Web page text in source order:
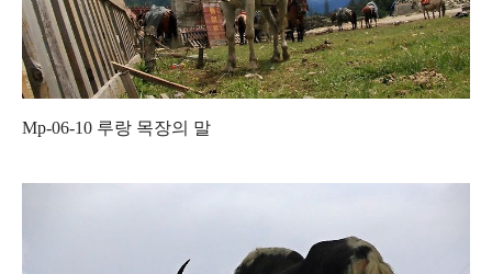
Mp-06-10 루랑 목장의 말